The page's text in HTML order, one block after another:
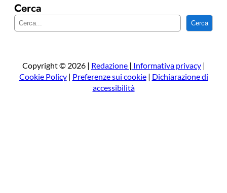
Cerca
e
a
Cerca
Copyright © 2026 | Redazione | Informativa privacy|
Cookie Policy| Preferenze sui cookie| Dichiarazione di
accessibilità